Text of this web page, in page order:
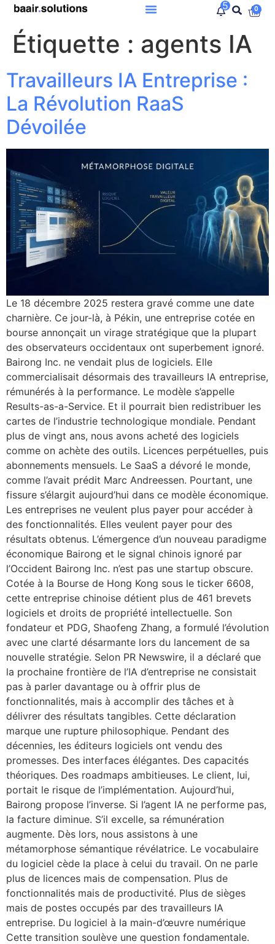
5 0
Étiquette : agents IA
Travailleurs IA Entreprise :
La Révolution RaaS
Dévoilée
Le 18 décembre 2025 restera gravé comme une date
charnière. Ce jour-là, à Pékin, une entreprise cotée en
bourse annonçait un virage stratégique que la plupart
des observateurs occidentaux ont superbement ignoré.
Bairong Inc. ne vendait plus de logiciels. Elle
commercialisait désormais des travailleurs IA entreprise,
rémunérés à la performance. Le modèle s’appelle
Results-as-a-Service. Et il pourrait bien redistribuer les
cartes de l’industrie technologique mondiale. Pendant
plus de vingt ans, nous avons acheté des logiciels
comme on achète des outils. Licences perpétuelles, puis
abonnements mensuels. Le SaaS a dévoré le monde,
comme l’avait prédit Marc Andreessen. Pourtant, une
fissure s’élargit aujourd’hui dans ce modèle économique.
Les entreprises ne veulent plus payer pour accéder à
des fonctionnalités. Elles veulent payer pour des
résultats obtenus. L’émergence d’un nouveau paradigme
économique Bairong et le signal chinois ignoré par
l’Occident Bairong Inc. n’est pas une startup obscure.
Cotée à la Bourse de Hong Kong sous le ticker 6608,
cette entreprise chinoise détient plus de 461 brevets
logiciels et droits de propriété intellectuelle. Son
fondateur et PDG, Shaofeng Zhang, a formulé l’évolution
avec une clarté désarmante lors du lancement de sa
nouvelle stratégie. Selon PR Newswire, il a déclaré que
la prochaine frontière de l’IA d’entreprise ne consistait
pas à parler davantage ou à offrir plus de
fonctionnalités, mais à accomplir des tâches et à
délivrer des résultats tangibles. Cette déclaration
marque une rupture philosophique. Pendant des
décennies, les éditeurs logiciels ont vendu des
promesses. Des interfaces élégantes. Des capacités
théoriques. Des roadmaps ambitieuses. Le client, lui,
portait le risque de l’implémentation. Aujourd’hui,
Bairong propose l’inverse. Si l’agent IA ne performe pas,
la facture diminue. S’il excelle, sa rémunération
augmente. Dès lors, nous assistons à une
métamorphose sémantique révélatrice. Le vocabulaire
du logiciel cède la place à celui du travail. On ne parle
plus de licences mais de compensation. Plus de
fonctionnalités mais de productivité. Plus de sièges
mais de postes occupés par des travailleurs IA
entreprise. Du logiciel à la main-d’œuvre numérique
Cette transition soulève une question fondamentale.